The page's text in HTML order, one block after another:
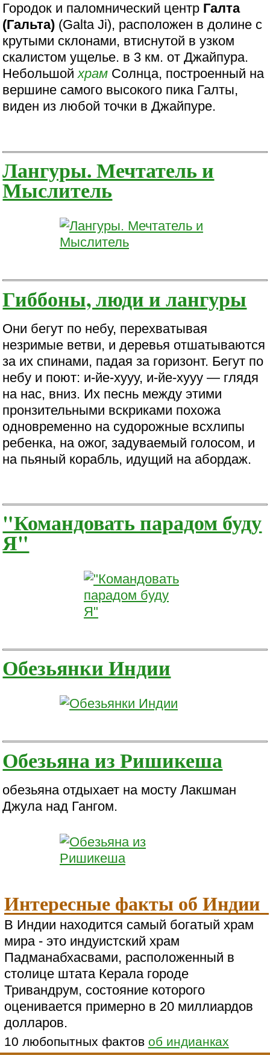
Городок и паломнический центр Галта
(Гальта) (Galta Ji), расположен в долине с
крутыми склонами, втиснутой в узком
скалистом ущелье. в 3 км. от Джайпура.
Небольшойхрам Солнца, построенный на
вершине самого высокого пика Галты,
виден из любой точки в Джайпуре.
Лангуры. Мечтатель и
Мыслитель
Гиббоны, люди и лангуры
Они бегут по небу, перехватывая
незримые ветви, и деревья отшатываются
за их спинами, падая за горизонт. Бегут по
небу и поют: и-йе-хууу, и-йе-хууу — глядя
на нас, вниз. Их песнь между этими
пронзительными вскриками похожа
одновременно на судорожные всхлипы
ребенка, на ожог, задуваемый голосом, и
на пьяный корабль, идущий на абордаж.
"Командовать парадом буду
Я"
Обезьянки Индии
Обезьяна из Ришикеша
обезьяна отдыхает на мосту Лакшман
Джула над Гангом.
Интересные факты об Индии
В Индии находится самый богатый храм
мира - это индуистский храм
Падманабхасвами, расположенный в
столице штата Керала городе
Тривандрум, состояние которого
оценивается примерно в 20 миллиардов
долларов.
10 любопытных фактов об индианках